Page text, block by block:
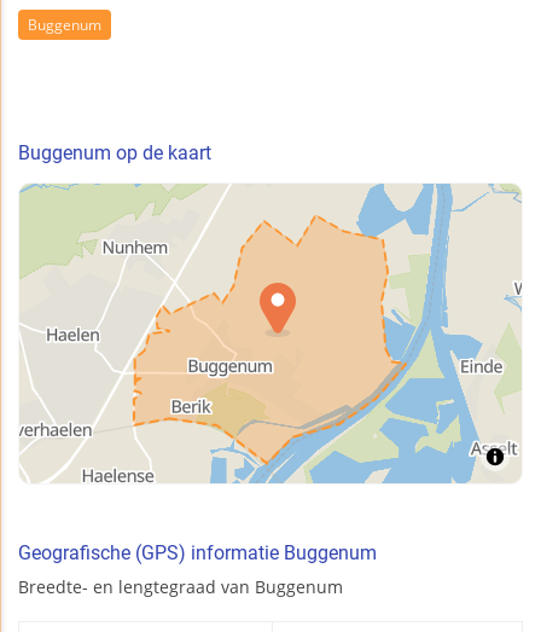
Buggenum
Buggenum op de kaart
Geografische (GPS) informatie Buggenum
Breedte- en lengtegraad van Buggenum